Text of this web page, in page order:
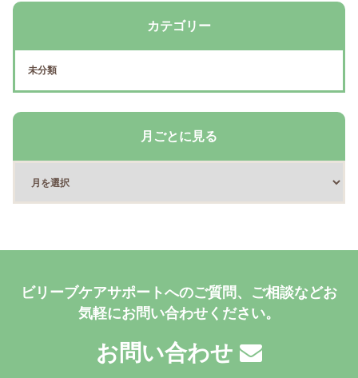
カテゴリー
未分類
月ごとに見る
ビリーブケアサポートへのご質問、ご相談などお
気軽にお問い合わせください。
お問い合わせ